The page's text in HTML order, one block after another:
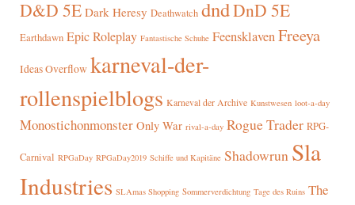
D&D 5E Dark Heresy Deathwatch dndDnD 5E
Earthdawn Epic Roleplay Fantastische Schuhe FeensklavenFreeya
Ideas Overflow karneval-der-
rollenspielblogs Karneval der Archive Kunstwesen loot-a-day
Monostichonmonster Only War rival-a-day Rogue Trader RPG-
Carnival RPGaDay RPGaDay2019 Schiffe und Kapitäne Shadowrun Sla
Industries SLAmas Shopping Sommerverdichtung Tage des Ruins The